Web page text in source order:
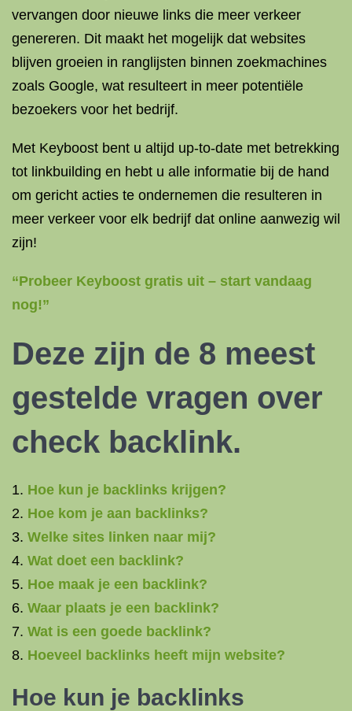
vervangen door nieuwe links die meer verkeer
genereren. Dit maakt het mogelijk dat websites
blijven groeien in ranglijsten binnen zoekmachines
zoals Google, wat resulteert in meer potentiële
bezoekers voor het bedrijf.
Met Keyboost bent u altijd up-to-date met betrekking
tot linkbuilding en hebt u alle informatie bij de hand
om gericht acties te ondernemen die resulteren in
meer verkeer voor elk bedrijf dat online aanwezig wil
zijn!
“Probeer Keyboost gratis uit – start vandaag
nog!”
Deze zijn de 8 meest
gestelde vragen over
check backlink.
Hoe kun je backlinks krijgen?
Hoe kom je aan backlinks?
Welke sites linken naar mij?
Wat doet een backlink?
Hoe maak je een backlink?
Waar plaats je een backlink?
Wat is een goede backlink?
Hoeveel backlinks heeft mijn website?
Hoe kun je backlinks